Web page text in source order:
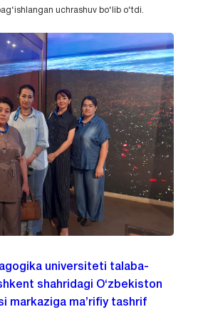
uchrashuv bo‘lib o‘tdi.
universiteti talaba-
shahridagi O‘zbekiston
markaziga ma’rifiy tashrif